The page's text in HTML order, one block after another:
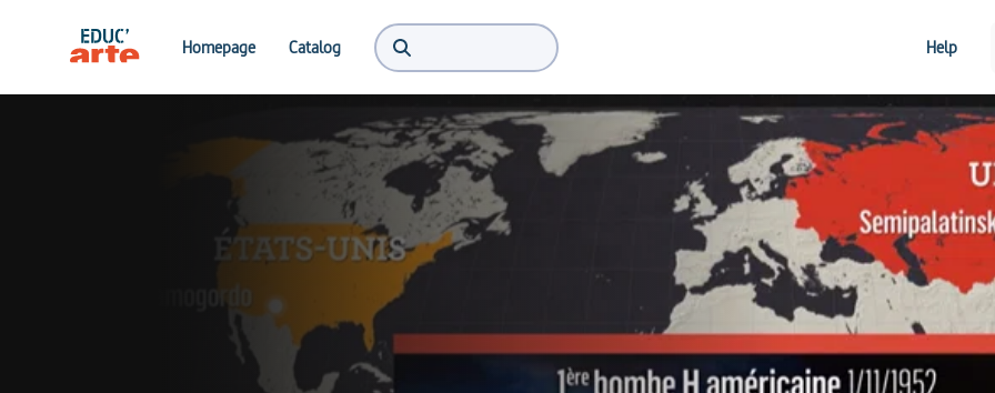
Homepage Catalog Help